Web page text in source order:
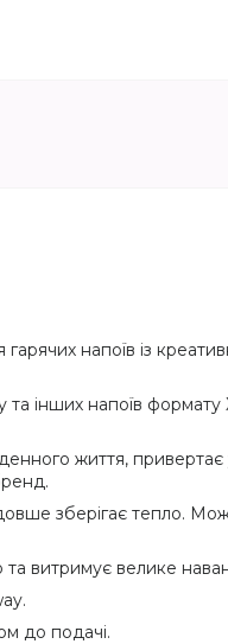
напоїв із
інших напоїв формату
життя,
зберігає тепло.
витримує велике
до подачі.